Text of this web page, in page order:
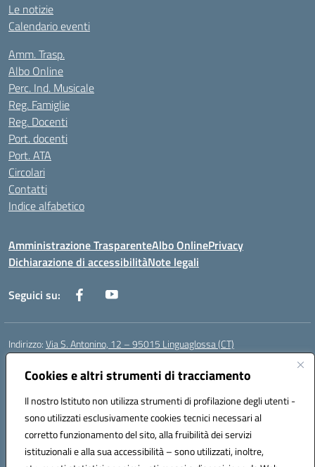
Cookies e altri strumenti di tracciamento
Il nostro Istituto non utilizza strumenti di profilazione degli utenti -
sono utilizzati esclusivamente cookies tecnici necessari al
corretto funzionamento del sito, alla fruibilità dei servizi
istituzionali e alla sua accessibilità – sono utilizzati, inoltre,
Le notizie
Calendario eventi
Amm. Trasp.
Albo Online
Perc. Ind. Musicale
Reg. Famiglie
Reg. Docenti
Port. docenti
Port. ATA
Circolari
Contatti
Indice alfabetico
Amministrazione TrasparenteAlbo OnlinePrivacy
Dichiarazione di accessibilitàNote legali
Seguici su:
Indirizzo:Via S. Antonino, 12 – 95015 Linguaglossa (CT)
Centralino:
Posta elettronica certificata (PEC):ctic83200r@pec.istruzione.it
Codice fiscale: 83002470876
Codice meccanografico:CTIC83200R
Codice Indice delle Pubbliche Amministrazioni (IPA): istsc_CTIC83200R
Codice unico di fatturazione (CUF): UF7TEB